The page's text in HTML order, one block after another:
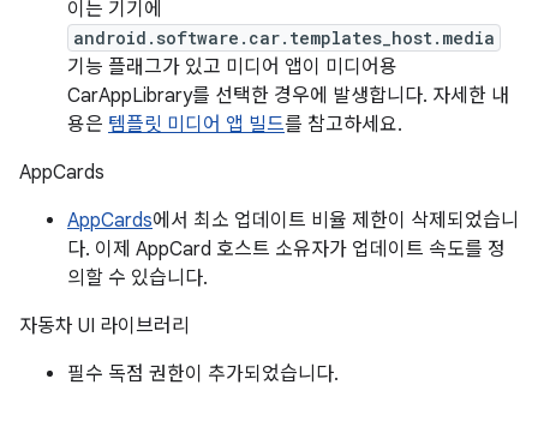
이는 기기에
android.software.car.templates_host.media
기능 플래그가 있고 미디어 앱이 미디어용
CarAppLibrary를 선택한 경우에 발생합니다. 자세한 내
용은 템플릿 미디어 앱 빌드를 참고하세요.
AppCards
AppCards에서 최소 업데이트 비율 제한이 삭제되었습니
다. 이제 AppCard 호스트 소유자가 업데이트 속도를 정
의할 수 있습니다.
자동차 UI 라이브러리
필수 독점 권한이 추가되었습니다.